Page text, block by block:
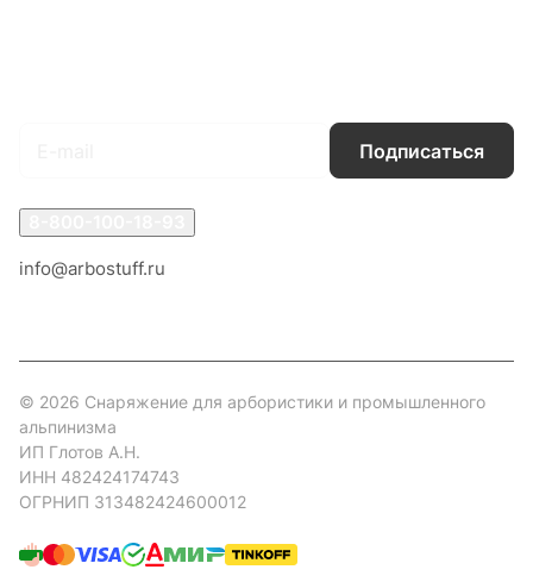
Подписаться
info@arbostuff.ru
© 2026 Снаряжение для арбористики и промышленного
альпинизма
ИП Глотов А.Н.
ИНН 482424174743
ОГРНИП 313482424600012